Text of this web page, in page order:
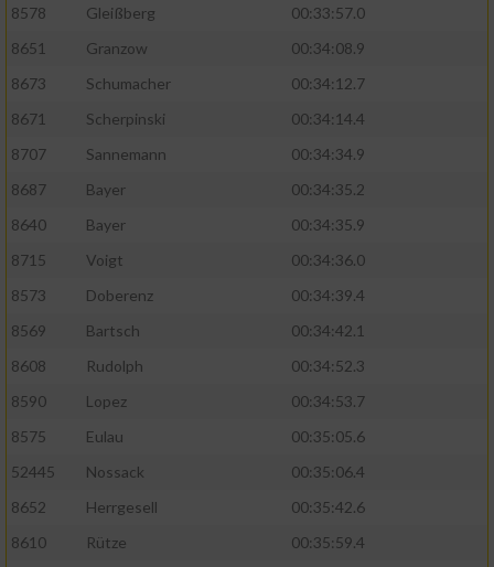
8578
Gleißberg
00:33:57.0
8651
Granzow
00:34:08.9
8673
Schumacher
00:34:12.7
8671
Scherpinski
00:34:14.4
8707
Sannemann
00:34:34.9
8687
Bayer
00:34:35.2
8640
Bayer
00:34:35.9
8715
Voigt
00:34:36.0
8573
Doberenz
00:34:39.4
8569
Bartsch
00:34:42.1
8608
Rudolph
00:34:52.3
8590
Lopez
00:34:53.7
8575
Eulau
00:35:05.6
52445
Nossack
00:35:06.4
8652
Herrgesell
00:35:42.6
8610
Rütze
00:35:59.4